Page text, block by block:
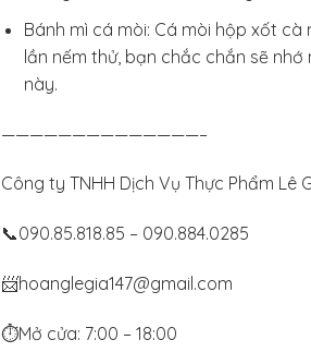
Bánh mì cá mòi: Cá mòi hộp xốt
lần nếm thử, bạn chắc chắn sẽ
này.
——————————————–
Công ty TNHH Dịch Vụ Thực Phẩm Lê
📞090.85.818.85 – 090.884.0285
📨hoanglegia147@gmail.com
⏱Mở cửa: 7:00 – 18:00